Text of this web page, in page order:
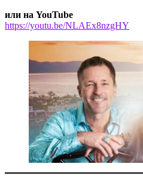
или на YouTube
https://youtu.be/NLAEx8nzgHY